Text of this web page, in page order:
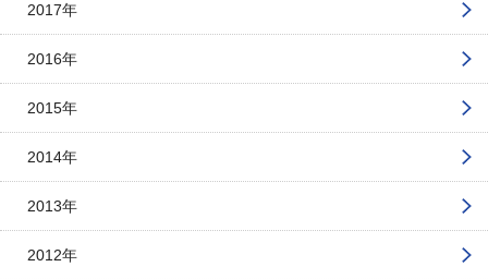
2017年
2016年
2015年
2014年
2013年
2012年